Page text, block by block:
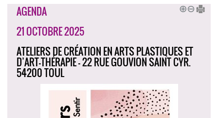
AGENDA
21 OCTOBRE 2025
ATELIERS DE CRÉATION EN ARTS PLASTIQUES ET
D’ART-THÉRAPIE - 22 RUE GOUVION SAINT CYR.
54200 TOUL